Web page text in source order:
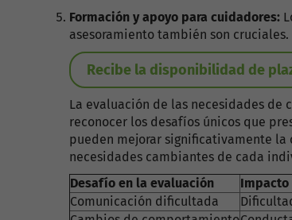
Formación y apoyo para cuidadores:
asesoramiento también son cruciales.
Recibe la disponibilidad de
La evaluación de las necesidades
reconocer los desafíos únicos que
pueden mejorar significativamente
necesidades cambiantes de cada
Desafío en la evaluación
Impacto
Comunicación dificultada